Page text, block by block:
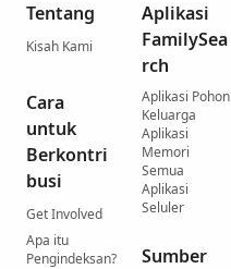
Tentang
Kisah Kami
Cara
untuk
Berkontri
busi
Get Involved
Apa itu
Pengindeksan?
Aplikasi
FamilySea
rch
Aplikasi Pohon
Keluarga
Aplikasi
Memori
Semua
Aplikasi
Seluler
Sumber